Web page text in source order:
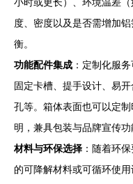
度、密度以及是否需增加
衡。
功能配件集成 ：定制化服
固定卡槽、提手设计、易
孔等。箱体表面也可以定
明，兼具包装与品牌宣传功
材料与环保选择 ：随着环
的可降解材料或可循环使